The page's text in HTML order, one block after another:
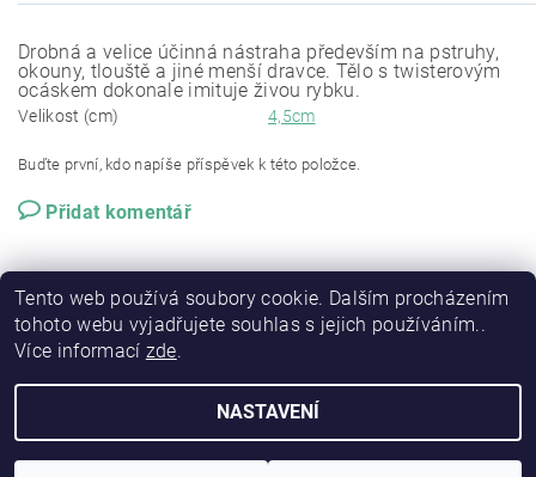
Drobná a velice účinná nástraha především na pstruhy,
okouny, tlouště a jiné menší dravce. Tělo s twisterovým
ocáskem dokonale imituje živou rybku.
Velikost (cm) 4,5cm
Buďte první, kdo napíše příspěvek k této položce.
Přidat komentář
2026 © RSP-FISHING, všechna práva vyhrazena
Tento web používá soubory cookie. Dalším procházením
tohoto webu vyjadřujete souhlas s jejich používáním..
Více informací zde.
NASTAVENÍ